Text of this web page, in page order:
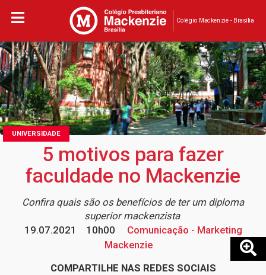
Colégio Mackenzie - Brasília
UNIVERSIDADE
5 motivos para fazer
faculdade no Mackenzie
Confira quais são os benefícios de ter um diploma
superior mackenzista
19.07.2021
10h00
Comunicação - Marketing
Mackenzie
COMPARTILHE NAS REDES SOCIAIS